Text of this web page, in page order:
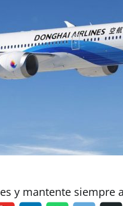
y mantente siempre